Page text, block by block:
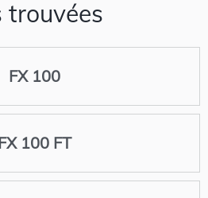
trouvées
FX 100
100 FT